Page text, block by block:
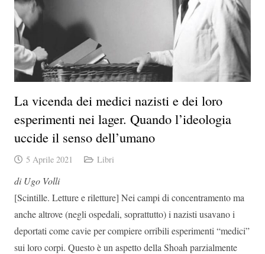
La vicenda dei medici nazisti e dei loro
esperimenti nei lager. Quando l’ideologia
uccide il senso dell’umano
5 Aprile 2021 Libri
di Ugo Volli
[Scintille. Letture e riletture] Nei campi di concentramento ma
anche altrove (negli ospedali, soprattutto) i nazisti usavano i
deportati come cavie per compiere orribili esperimenti “medici”
sui loro corpi. Questo è un aspetto della Shoah parzialmente